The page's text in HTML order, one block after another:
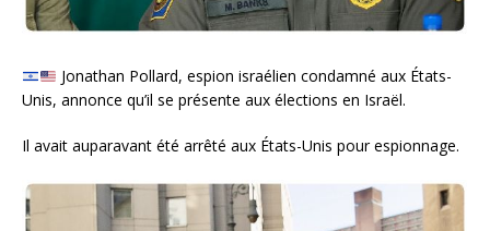
Jonathan Pollard, espion israélien condamné aux États-
Unis, annonce qu’il se présente aux élections en Israël.
Il avait auparavant été arrêté aux États-Unis pour espionnage.